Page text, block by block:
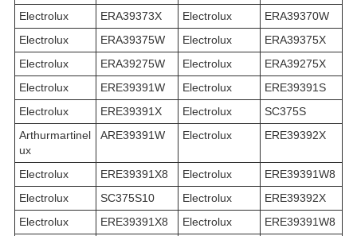
Electrolux ERA39373X Electrolux
ERA39370W
Electrolux
ERA39375W Electrolux
ERA39375X
Electrolux
ERA39275W Electrolux
ERA39275X
Electrolux
ERE39391W Electrolux
ERE39391S
Electrolux
ERE39391X Electrolux
SC375S
Arthurmartinel
ux
ARE39391W Electrolux ERE39392X
Electrolux ERE39391X8 Electrolux
ERE39391W8
Electrolux
SC375S10 Electrolux
ERE39392X
Electrolux
ERE39391X8 Electrolux
ERE39391W8